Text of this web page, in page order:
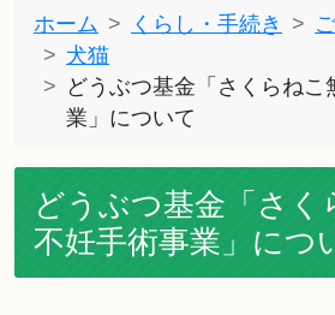
ホーム くらし・手続き
犬猫
どうぶつ基金「さくらねこ
業」について
どうぶつ基金「さく
不妊手術事業」につ